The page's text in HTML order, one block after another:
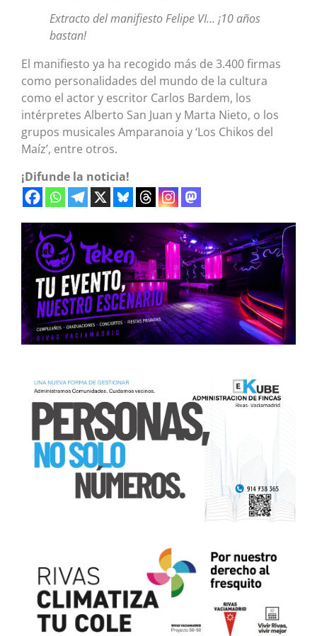
Extracto del manifiesto Felipe VI… ¡10 años
bastan!
El manifiesto ya ha recogido más de 3.400 firmas
como personalidades del mundo de la cultura
como el actor y escritor Carlos Bardem, los
intérpretes Alberto San Juan y Marta Nieto, o los
grupos musicales Amparanoia y ‘Los Chikos del
Maíz’, entre otros.
¡Difunde la noticia!